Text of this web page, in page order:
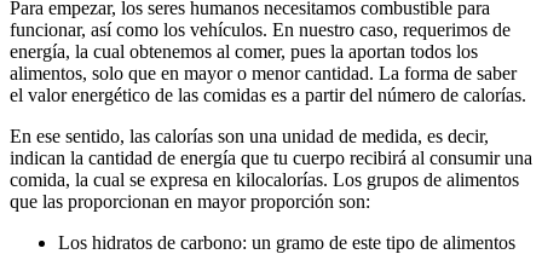
Para empezar, los seres humanos necesitamos combustible para
funcionar, así como los vehículos. En nuestro caso, requerimos de
energía, la cual obtenemos al comer, pues la aportan todos los
alimentos, solo que en mayor o menor cantidad. La forma de saber
el valor energético de las comidas es a partir del número de calorías.
En ese sentido, las calorías son una unidad de medida, es decir,
indican la cantidad de energía que tu cuerpo recibirá al consumir una
comida, la cual se expresa en kilocalorías. Los grupos de alimentos
que las proporcionan en mayor proporción son:
Los hidratos de carbono: un gramo de este tipo de alimentos